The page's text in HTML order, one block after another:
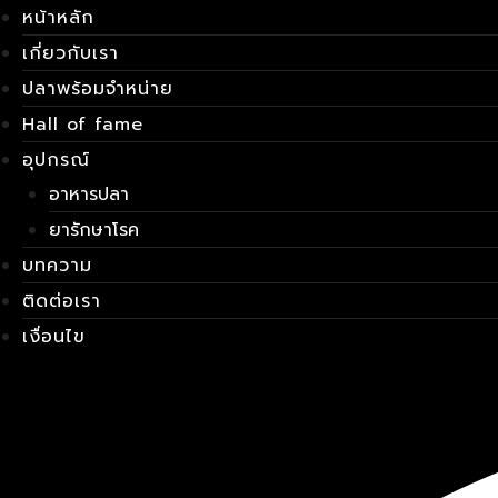
Skip
to
content
หน้าหลัก
เกี่ยวกับเรา
ปลาพร้อมจำหน่าย
Hall of fame
อุปกรณ์
อาหารปลา
ยารักษาโรค
บทความ
ติดต่อเรา
เงื่อนไข
เมนู